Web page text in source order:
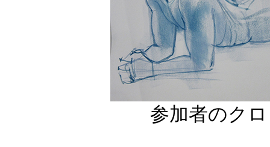
参加者のク